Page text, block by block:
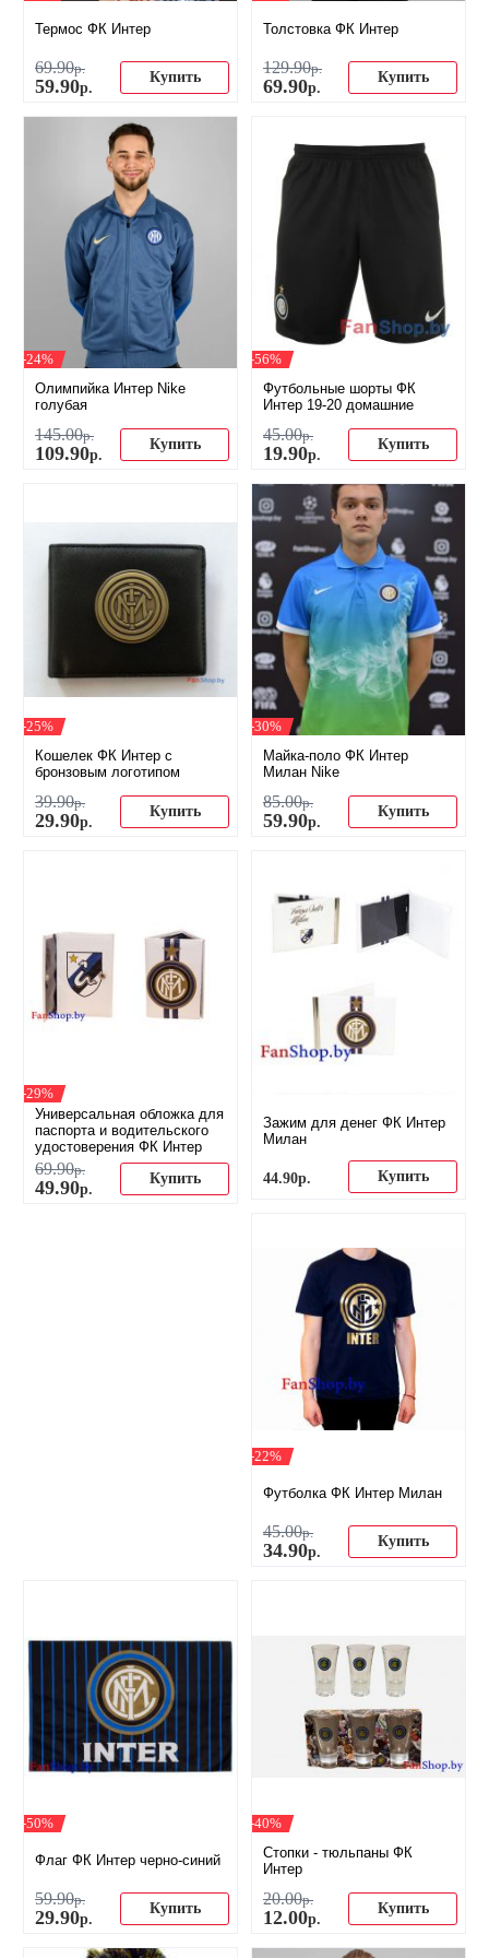
Термос ФК Интер
69.90р.
59.90р.
Купить
Толстовка ФК Интер
129.90р.
69.90р.
Купить
-24%
Олимпийка Интер Nike
голубая
145.00р.
109.90р.
Купить
-56%
Футбольные шорты ФК
Интер 19-20 домашние
45.00р.
19.90р.
Купить
-25%
Кошелек ФК Интер с
бронзовым логотипом
39.90р.
29.90р.
Купить
-30%
Майка-поло ФК Интер
Милан Nike
85.00р.
59.90р.
Купить
-29%
Универсальная обложка для
паспорта и водительского
удостоверения ФК Интер
69.90р.
49.90р.
Купить
Зажим для денег ФК Интер
Милан
44.90р. Купить
-22%
Футболка ФК Интер Милан
45.00р.
34.90р.
Купить
-50%
Флаг ФК Интер черно-синий
59.90р.
29.90р.
Купить
-40%
Стопки - тюльпаны ФК
Интер
20.00р.
12.00р.
Купить